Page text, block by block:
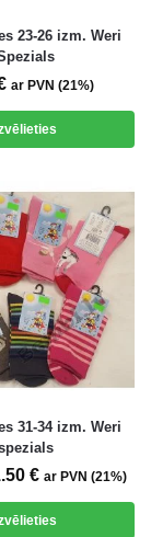
23-26 izm. Weri
ar PVN (21%)
31-34 izm. Weri
€ ar PVN (21%)